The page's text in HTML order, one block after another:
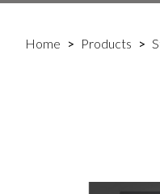
Home Products